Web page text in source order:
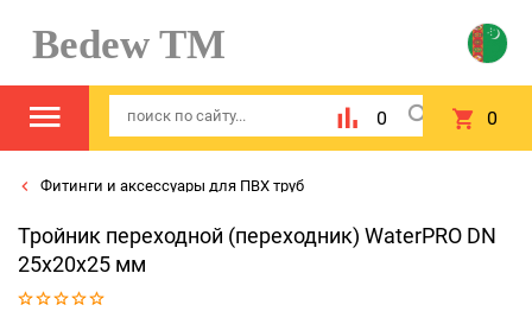
Bedew TM
0 0
Фитинги и аксессуары для ПВХ труб
Тройник переходной (переходник) WaterPRO DN
25x20x25 мм